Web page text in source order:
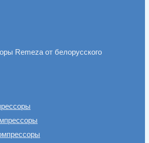
Remeza от белорусского